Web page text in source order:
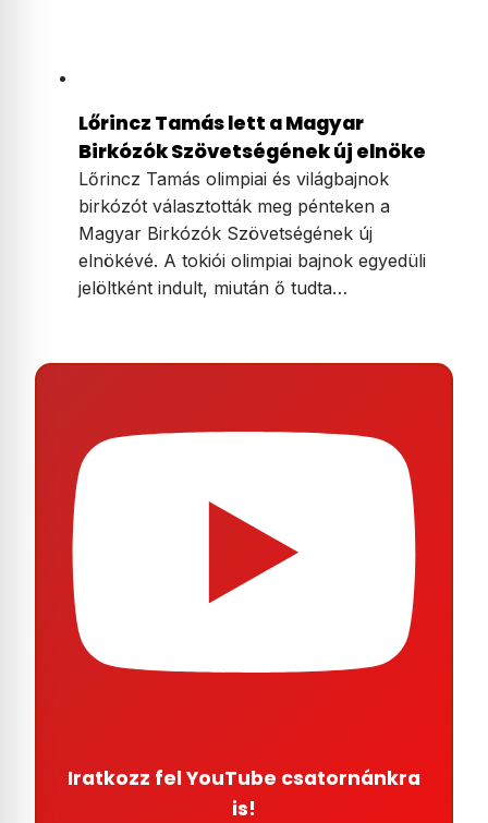
Lőrincz Tamás lett a Magyar
Birkózók Szövetségének új elnöke
Lőrincz Tamás olimpiai és világbajnok
birkózót választották meg pénteken a
Magyar Birkózók Szövetségének új
elnökévé. A tokiói olimpiai bajnok egyedüli
jelöltként indult, miután ő tudta…
Iratkozz fel YouTube csatornánkra
is!